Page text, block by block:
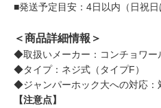
■発送予定目安：4日以内（日祝日
＜商品詳細情報＞
◆取扱いメーカー：コンチョワー
◆タイプ：ネジ式（タイプF）
◆ジャンパーホック大への対応：
【注意点】